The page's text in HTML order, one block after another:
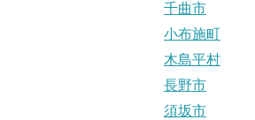
千曲市
小布施町
木島平村
長野市
須坂市